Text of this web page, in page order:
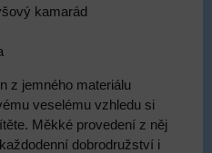
kamarád
z jemného materiálu
veselému vzhledu si
Měkké provedení z něj
dobrodružství i